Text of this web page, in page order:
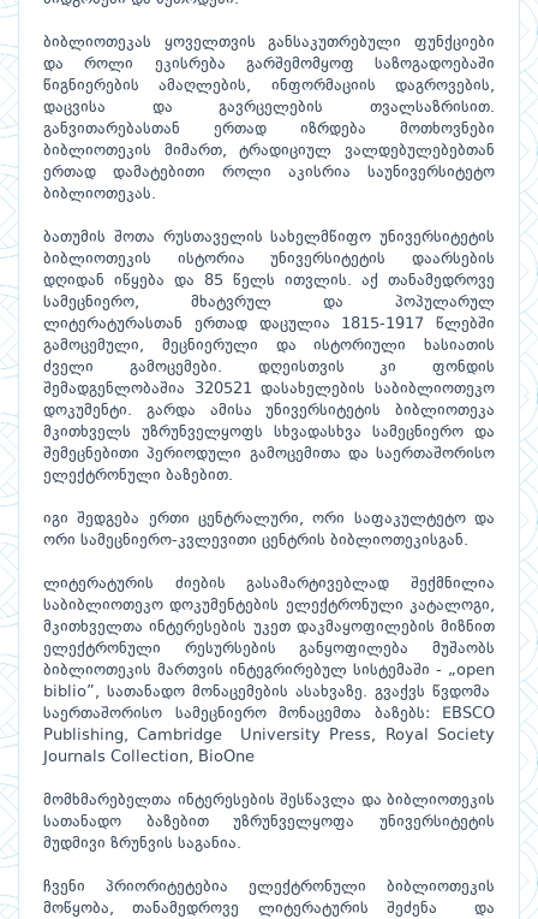
ბიბლიოთეკას ყოველთვის განსაკუთრებული ფუნქციები
და როლი ეკისრება გარშემომყოფ საზოგადოებაში
წიგნიერების ამაღლების, ინფორმაციის დაგროვების,
დაცვისა და გავრცელების თვალსაზრისით.
განვითარებასთან ერთად იზრდება მოთხოვნები
ბიბლიოთეკის მიმართ, ტრადიციულ ვალდებულებებთან
ერთად დამატებითი როლი აკისრია საუნივერსიტეტო
ბიბლიოთეკას.
ბათუმის შოთა რუსთაველის სახელმწიფო უნივერსიტეტის
ბიბლიოთეკის ისტორია უნივერსიტეტის დაარსების
დღიდან იწყება და 85 წელს ითვლის. აქ თანამედროვე
სამეცნიერო, მხატვრულ და პოპულარულ
ლიტერატურასთან ერთად დაცულია 1815-1917 წლებში
გამოცემული, მეცნიერული და ისტორიული ხასიათის
ძველი გამოცემები. დღეისთვის კი ფონდის
შემადგენლობაშია 320521 დასახელების საბიბლიოთეკო
დოკუმენტი. გარდა ამისა უნივერსიტეტის ბიბლიოთეკა
მკითხველს უზრუნველყოფს სხვადასხვა სამეცნიერო და
შემეცნებითი პერიოდული გამოცემითა და საერთაშორისო
ელექტრონული ბაზებით.
იგი შედგება ერთი ცენტრალური, ორი საფაკულტეტო და
ორი სამეცნიერო-კვლევითი ცენტრის ბიბლიოთეკისგან.
ლიტერატურის ძიების გასამარტივებლად შექმნილია
საბიბლიოთეკო დოკუმენტების ელექტრონული კატალოგი,
მკითხველთა ინტერესების უკეთ დაკმაყოფილების მიზნით
ელექტრონული რესურსების განყოფილება მუშაობს
ბიბლიოთეკის მართვის ინტეგრირებულ სისტემაში - „open
biblio”, სათანადო მონაცემების ასახვაზე. გვაქვს წვდომა
საერთაშორისო სამეცნიერო მონაცემთა ბაზებს: EBSCO
Publishing, Cambridge University Press, Royal Society
Journals Collection, BioOne
მომხმარებელთა ინტერესების შესწავლა და ბიბლიოთეკის
სათანადო ბაზებით უზრუნველყოფა უნივერსიტეტის
მუდმივი ზრუნვის საგანია.
ჩვენი პრიორიტეტებია ელექტრონული ბიბლიოთეკის
მოწყობა, თანამედროვე ლიტერატურის შეძენა და